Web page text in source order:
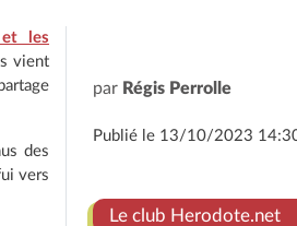
et les
vient
des
vers
par Régis Perrolle
Publié le 13/10/2023
Le club Herodote.net